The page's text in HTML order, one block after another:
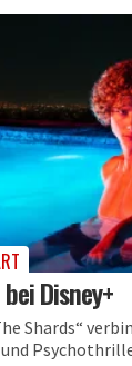
Disney+
Shards“